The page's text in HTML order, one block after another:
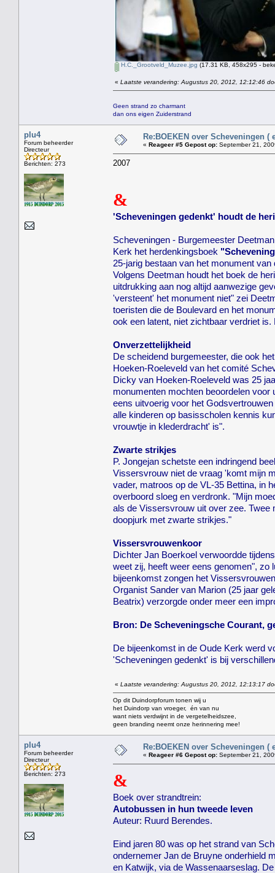
H.C._Grootveld_Muzee.jpg (17.31 KB, 458x295 -
« Laatste verandering: Augustus 20, 2012, 12:12:46
Geen strand zo charmant
dan ons eigen Zuiderstrand
plu4
Forum beheerder
Directeur
Berichten: 273
Re:BOEKEN over Scheveningen (
« Reageer #5 Gepost op: September 21,
2007
&
'Scheveningen gedenkt' houdt de
Scheveningen - Burgemeester
Kerk het herdenkingsboek
25-jarig bestaan van het monument
Volgens Deetman houdt het boek de
uitdrukking aan nog altijd aanwezige
'versteent' het monument niet" zei
toeristen die de Boulevard en het
ook een latent, niet zichtbaar verdriet
Onverzettelijkheid
De scheidend burgemeester, die ook
Hoeken-Roeleveld van het comité
Dicky van Hoeken-Roeleveld was 25
monumenten mochten beoordelen
eens uitvoerig voor het
alle kinderen op basisscholen kennis
vrouwtje in klederdracht' is".
Zwarte strikjes
P. Jongejan schetste een indringend
Vissersvrouw niet de vraag 'komt mijn
vader, matroos op de VL-35 Bettina, in
overboord sloeg en verdronk. "Mijn
als de Vissersvrouw uit over zee. Twee
doopjurk met zwarte strikjes."
Vissersvrouwenkoor
Dichter Jan Boerkoel verwoordde
weet zij, heeft weer eens genomen", zo
bijeenkomst zongen het
Organist Sander van Marion (25 jaar
Beatrix) verzorgde onder meer een
Bron: De Scheveningsche Courant,
De bijeenkomst in de Oude Kerk werd
'Scheveningen gedenkt' is bij
« Laatste verandering: Augustus 20, 2012, 12:13:17
Op dit Duindorpforum tonen wij u
het Duindorp van vroeger, én van nu
want niets verdwijnt in de vergetelheidszee,
geen branding neemt onze herinnering mee!
plu4
Forum beheerder
Directeur
Berichten: 273
Re:BOEKEN over Scheveningen (
« Reageer #6 Gepost op: September 21,
&
Boek over strandtrein:
Autobussen in hun tweede leven
Auteur: Ruurd Berendes.
Eind jaren 80 was op het strand van
ondernemer Jan de Bruyne onderhield
en Katwijk, via de Wassenaarseslag.